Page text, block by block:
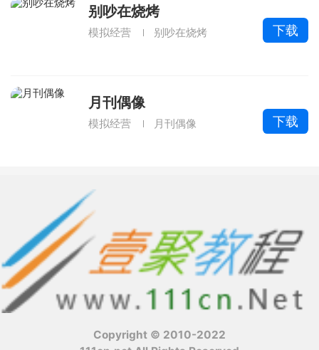
别吵在烧烤
模拟经营 别吵在烧烤 下载
月刊偶像
模拟经营 月刊偶像 下载
Copyright © 2010-2022